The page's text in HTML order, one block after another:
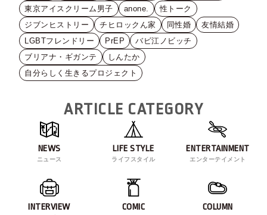
東京アイスクリーム男子
anone.
性トーク
ジブンヒストリー
チヒロックん家 同性婚
友情結婚
LGBTフレンドリー
PrEP
バビ江ノビッチ
ブリアナ・ギガンテ
しんたか
自分らしく生きるプロジェクト
ARTICLE CATEGORY
NEWS
ニュース
LIFE STYLE
ライフスタイル
ENTERTAINMENT
エンターテイメント
INTERVIEW COMIC COLUMN